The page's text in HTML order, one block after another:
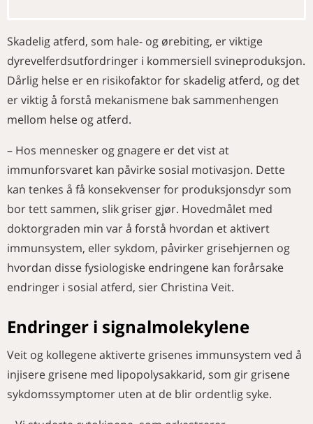
Skadelig atferd, som hale- og ørebiting, er viktige
dyrevelferdsutfordringer i kommersiell svineproduksjon.
Dårlig helse er en risikofaktor for skadelig atferd, og det
er viktig å forstå mekanismene bak sammenhengen
mellom helse og atferd.
– Hos mennesker og gnagere er det vist at
immunforsvaret kan påvirke sosial motivasjon. Dette
kan tenkes å få konsekvenser for produksjonsdyr som
bor tett sammen, slik griser gjør. Hovedmålet med
doktorgraden min var å forstå hvordan et aktivert
immunsystem, eller sykdom, påvirker grisehjernen og
hvordan disse fysiologiske endringene kan forårsake
endringer i sosial atferd, sier Christina Veit.
Endringer i signalmolekylene
Veit og kollegene aktiverte grisenes immunsystem ved å
injisere grisene med lipopolysakkarid, som gir grisene
sykdomssymptomer uten at de blir ordentlig syke.